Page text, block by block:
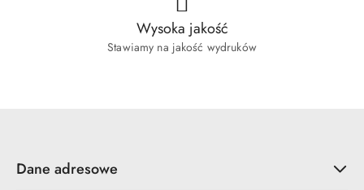
Wysoka jakość
Stawiamy na jakość wydruków
Dane adresowe